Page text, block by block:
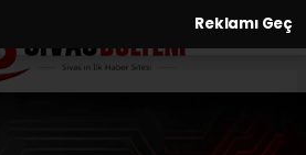
Reklamı Geç
geçtiğimiz sezon